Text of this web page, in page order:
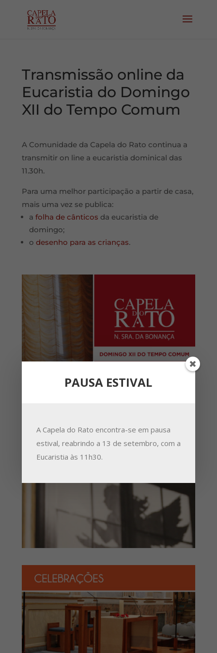
Transmissão online da
Eucaristia do Domingo
XII do Tempo Comum
A Comunidade da Capela do Rato continua a
transmitir on line a eucaristia dominical das
11.30h.
Para uma melhor participação a partir de casa,
mais uma vez se publica:
a folha de cânticos da eucaristia de
domingo;
o desenho para as crianças.
PAUSA ESTIVAL
A Capela do Rato encontra-se em pausa
estival, reabrindo a 13 de setembro, com a
Eucaristia às 11h30.